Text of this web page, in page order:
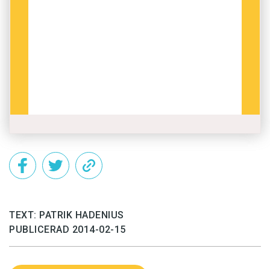
TEXT: PATRIK HADENIUS
PUBLICERAD 2014-02-15